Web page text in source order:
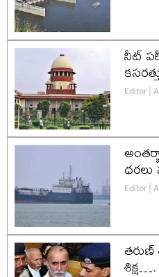
నీట్
Editor
ధరలు
Editor
శిక్ష….